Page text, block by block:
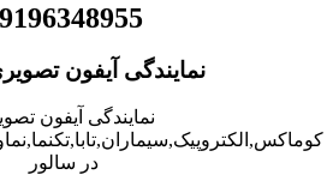
نمایندگی آیفون
نمایندگی آیفون
در سالور